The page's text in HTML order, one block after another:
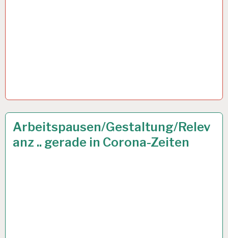
12-
STUNDEN-
ARBEITSTAG…
Arbeitspausen/Gestaltung/Relev
anz .. gerade in Corona-Zeiten
28 AUG. 2020